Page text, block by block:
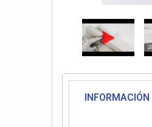
INFORMACIÓN